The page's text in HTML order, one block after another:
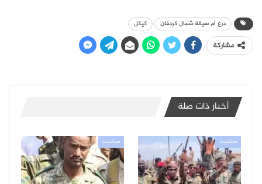
درع أم سيالة شمال كردفان كيكل
مشاركة
أخبار ذات صلة
سياسية سياسية